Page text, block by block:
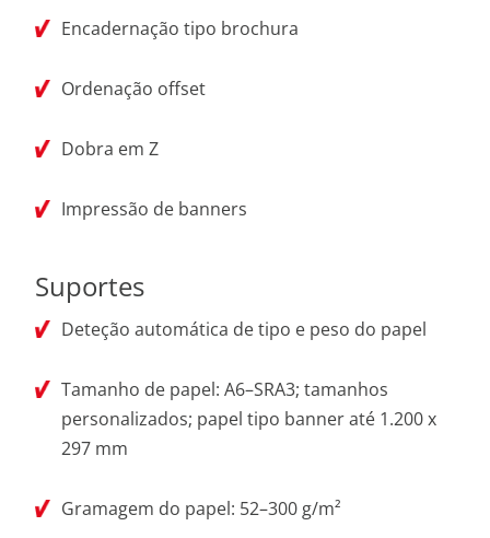
Encadernação tipo brochura
Ordenação offset
Dobra em Z
Impressão de banners
Suportes
Deteção automática de tipo e peso do papel
Tamanho de papel: A6–SRA3; tamanhos
personalizados; papel tipo banner até 1.200 x
297 mm
Gramagem do papel: 52–300 g/m²